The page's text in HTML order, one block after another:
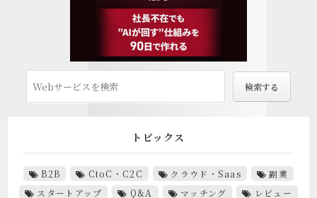
トピックス
B2B CtoC・C2C クラウド・Saas
副業
スタートアップ
Q&A マッチング レビュー